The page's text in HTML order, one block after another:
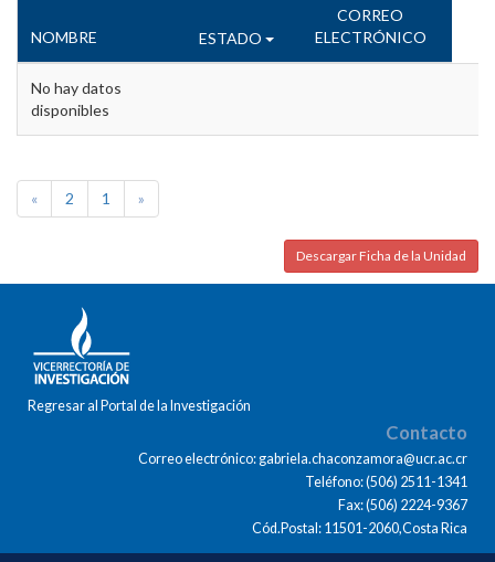
NOMBRE ESTADO
CORREO
ELECTRÓNICO
No hay datos
disponibles
« 2 1 »
Descargar Ficha de la Unidad
Regresar al Portal de la Investigación
Contacto
Correo electrónico: gabriela.chaconzamora@ucr.ac.cr
Teléfono: (506) 2511-1341
Fax: (506) 2224-9367
Cód.Postal: 11501-2060,Costa Rica